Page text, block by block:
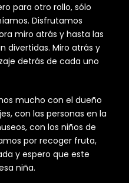
para otro rollo, sólo
Disfrutamos
miro atrás y hasta las
divertidas. Miro atrás y
detrás de cada uno
mucho con el dueño
con las personas en la
con los niños de
por recoger fruta,
y espero que este
niña.